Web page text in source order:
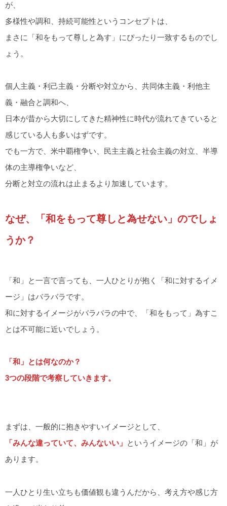
が、
多様性や調和、持続可能性というコンセプトは、
まさに「和をもって尊しと為す」にぴったり一致するものでし
ょう。
個人主義・利己主義・分断や対立から、共同体主義・利他主
義・融合と調和へ、
日本が昔から大切にしてきた精神性に時代が流れてきていると
感じている人も多いはずです。
でも一方で、米中覇権争い、民主主義と社会主義の対立、半導
体の主導権争いなど、
分断と対立の流れは止まるより加速しています。
なぜ、「和をもって尊しと為せない」のでしょ
うか？
「和」と一言で言っても、一人ひとりが抱く「和に対するイメ
ージ」はバラバラです。
和に対するイメージがバラバラの中で、「和をもって」為すこ
とは不可能に近いでしょう。
「和」とは何なのか？
3つの段階で考察していきます。
まずは、一般的に抱きやすいイメージとして、
「みんな違っていて、みんないい」 というイメージの「和」が
あります。
一人ひとり生い立ちも価値観も違うんだから、考え方や感じ方